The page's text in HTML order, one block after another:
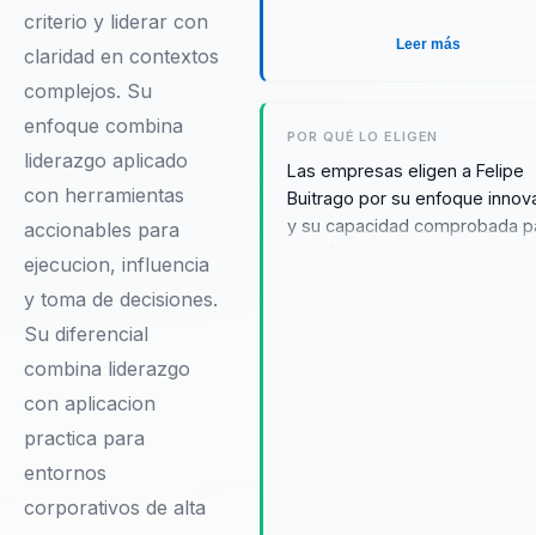
criterio y liderar con
claridad en contextos
complejos. Su
enfoque combina
liderazgo aplicado
con herramientas
accionables para
ejecucion, influencia
y toma de decisiones.
Su diferencial
combina liderazgo
con aplicacion
practica para
entornos
corporativos de alta
Leer más
POR QUÉ LO ELIGEN
Las empresas eligen a Felipe
Buitrago por su enfoque
y su capacidad comprobada